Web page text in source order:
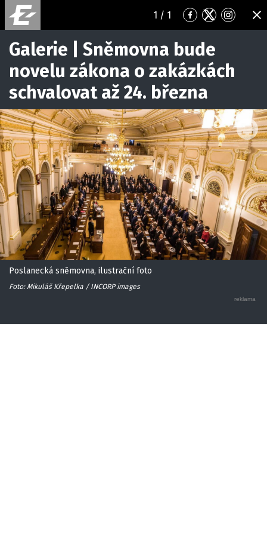
1 / 1
Přejít
na
Facebook
Přejít
na
Twitter
Přejít
na
Galerie | Sněmovna bude
novelu zákona o zakázkách
schvalovat až 24. března
Poslanecká sněmovna, ilustrační foto
Foto: Mikuláš Křepelka / INCORP images